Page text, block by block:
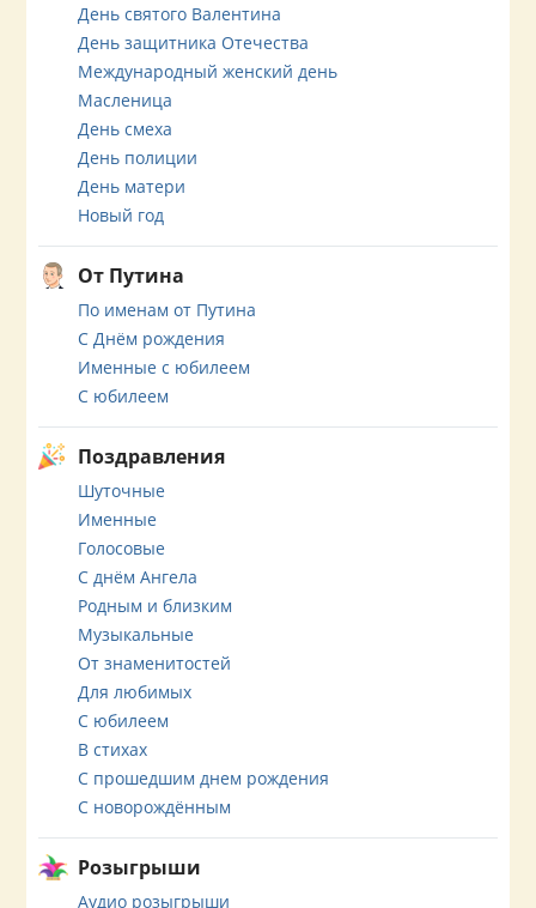
День святого Валентина
День защитника Отечества
Международный женский день
Масленица
День смеха
День полиции
День матери
Новый год
От Путина
По именам от Путина
С Днём рождения
Именные с юбилеем
С юбилеем
Поздравления
Шуточные
Именные
Голосовые
С днём Ангела
Родным и близким
Музыкальные
От знаменитостей
Для любимых
С юбилеем
В стихах
С прошедшим днем рождения
С новорождённым
Розыгрыши
Аудио розыгрыши